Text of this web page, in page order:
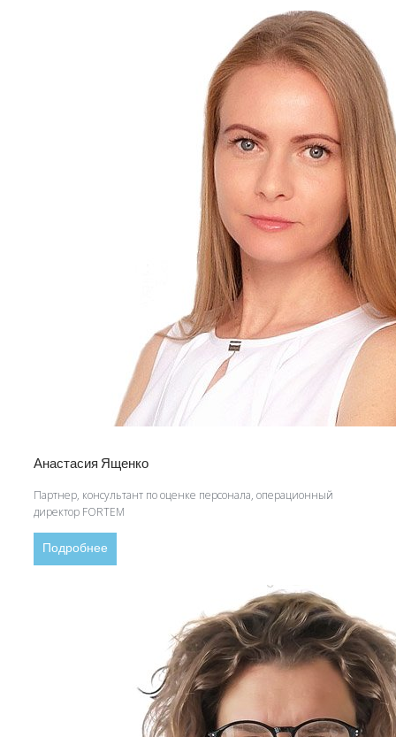
Анастасия Ященко
Партнер, консультант по оценке персонала, операционный
директор FORTEM
Подробнее